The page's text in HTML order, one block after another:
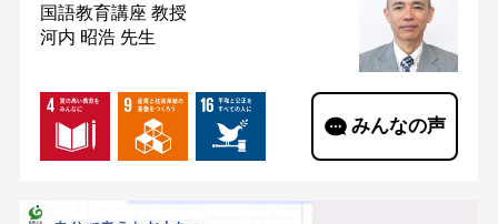
国語教育講座 教授
河内 昭浩 先生
みんなの声